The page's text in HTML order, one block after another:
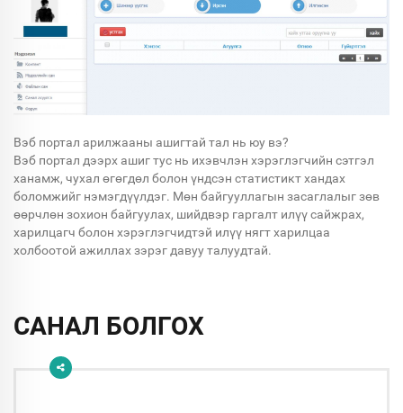
Вэб портал арилжааны ашигтай тал нь юу вэ?
Вэб портал дээрх ашиг тус нь ихэвчлэн хэрэглэгчийн сэтгэл
ханамж, чухал өгөгдөл болон үндсэн статистикт хандах
боломжийг нэмэгдүүлдэг. Мөн байгууллагын засаглалыг зөв
өөрчлөн зохион байгуулах, шийдвэр гаргалт илүү сайжрах,
харилцагч болон хэрэглэгчидтэй илүү нягт харилцаа
холбоотой ажиллах зэрэг давуу талуудтай.
САНАЛ БОЛГОХ